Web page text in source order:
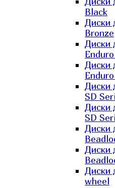
Black
Диски
Bronze
Диски
Диски
Диски
SD
Диски
SD
Диски
Диски
Диски
wheel